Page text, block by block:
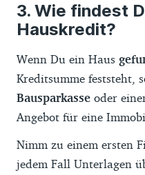
Wie findest
Hauskredit?
Wenn Du ein Haus
Kreditsumme feststeht,
Bausparkasse oder
Angebot für eine
Nimm zu einem ersten
jedem Fall Unterlagen